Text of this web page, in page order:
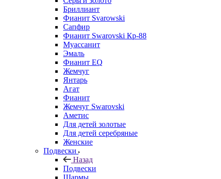
Бриллиант
Фианит Svarowski
Сапфир
Фианит Swarovski Кр-88
Муассанит
Эмаль
Фианит EQ
Жемчуг
Янтарь
Агат
Фианит
Жемчуг Swarovski
Аметис
Для детей золотые
Для детей серебряные
Женские
Подвески
Назад
Подвески
Шармы